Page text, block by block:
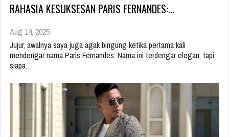
RAHASIA KESUKSESAN PARIS FERNANDES:…
Aug 14, 2025
Jujur, awalnya saya juga agak bingung ketika pertama kali
mendengar nama Paris Fernandes. Nama ini terdengar elegan, tapi
siapa…